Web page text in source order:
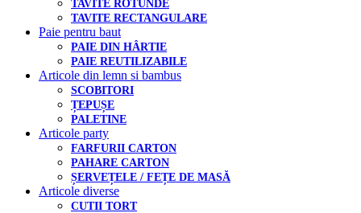
TAVITE ROTUNDE
TAVITE RECTANGULARE
Paie pentru baut
PAIE DIN HÂRTIE
PAIE REUTILIZABILE
Articole din lemn si bambus
SCOBITORI
ȚEPUȘE
PALETINE
Articole party
FARFURII CARTON
PAHARE CARTON
ȘERVEȚELE / FEȚE DE MASĂ
Articole diverse
CUTII TORT